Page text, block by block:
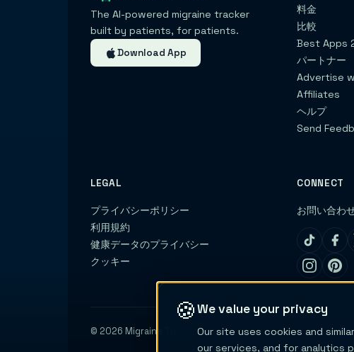
The AI-powered migraine tracker
built by patients, for patients.
Download App
料金
比較
Best Apps
パートナー
Advertise
Affiliates
ヘルプ
Send
LEGAL
プライバシーポリシー
利用規約
健康データのプライバシー
クッキー
CONNECT
お問い合わ
© 2026 Migraine Trail
🍪We value your privacy
Our site uses cookies and
our services, and for analytics